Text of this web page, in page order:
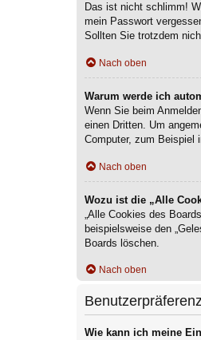
Das ist nicht schlimm!
mein Passwort
Sollten Sie trotzdem
Nach oben
Warum werde ich
Wenn Sie beim
einen Dritten. Um
Computer, zum Beispiel
Nach oben
Wozu ist die „Alle
„Alle Cookies des
beispielsweise den
Boards löschen.
Nach oben
Wie kann ich meine